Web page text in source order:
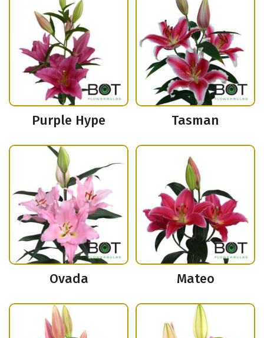
Purple Hype Tasman
Ovada Mateo